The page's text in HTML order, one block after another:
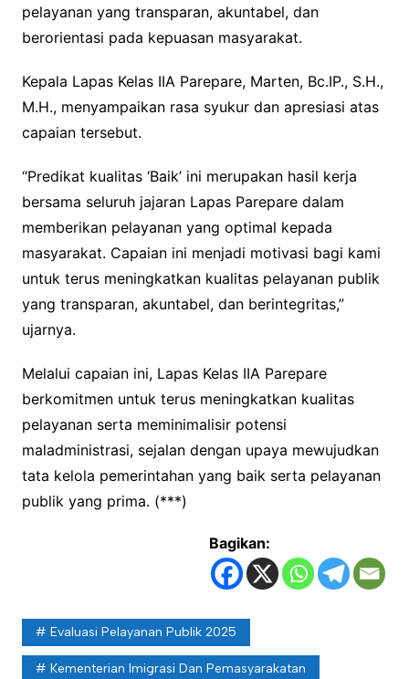
pelayanan yang transparan, akuntabel, dan
berorientasi pada kepuasan masyarakat.
Kepala Lapas Kelas IIA Parepare, Marten, Bc.IP., S.H.,
M.H., menyampaikan rasa syukur dan apresiasi atas
capaian tersebut.
“Predikat kualitas ‘Baik’ ini merupakan hasil kerja
bersama seluruh jajaran Lapas Parepare dalam
memberikan pelayanan yang optimal kepada
masyarakat. Capaian ini menjadi motivasi bagi kami
untuk terus meningkatkan kualitas pelayanan publik
yang transparan, akuntabel, dan berintegritas,”
ujarnya.
Melalui capaian ini, Lapas Kelas IIA Parepare
berkomitmen untuk terus meningkatkan kualitas
pelayanan serta meminimalisir potensi
maladministrasi, sejalan dengan upaya mewujudkan
tata kelola pemerintahan yang baik serta pelayanan
publik yang prima. (***)
Bagikan:
Evaluasi Pelayanan Publik 2025
Kementerian Imigrasi Dan Pemasyarakatan